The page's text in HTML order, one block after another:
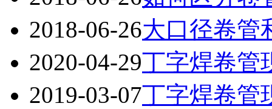
2018-06-26大口径卷
2020-04-29丁字焊卷管
2019-03-07丁字焊卷管